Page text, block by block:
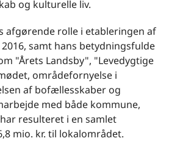
og kulturelle liv.
rolle i etableringen af
samt hans betydningsfulde
"Årets Landsby", "Levedygtige
områdefornyelse i
af bofællesskaber og
med både kommune,
resulteret i en samlet
mio. kr. til lokalområdet.